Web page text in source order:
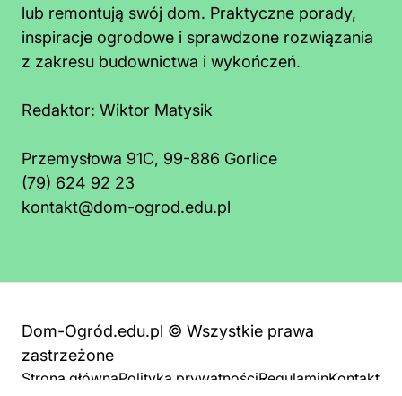
lub remontują swój dom. Praktyczne porady,
inspiracje ogrodowe i sprawdzone rozwiązania
z zakresu budownictwa i wykończeń.
Redaktor: Wiktor Matysik
Przemysłowa 91C, 99-886 Gorlice
(79) 624 92 23
kontakt@dom-ogrod.edu.pl
Dom-Ogród.edu.pl © Wszystkie prawa
zastrzeżone
Strona głównaPolityka prywatnościRegulaminKontakt